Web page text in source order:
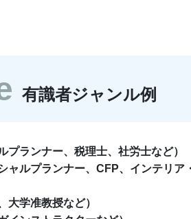
有識者ジャンル例
ランナー、税理士、社労士など）
ャルプランナー、CFP、インテリア
大学准教授など）